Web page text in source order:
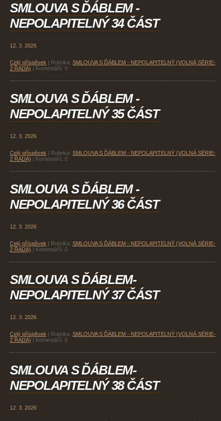
SMLOUVA S ĎÁBLEM -
NEPOLAPITELNÝ 34 ČÁST
12. 3. 2026
Celý příspěvek Rubrika: SMLOUVA S ĎÁBLEM - NEPOLAPITELNÝ (VOLNÁ SÉRIE-
2 ŘADA)
Komentářů: 0
SMLOUVA S ĎÁBLEM -
NEPOLAPITELNÝ 35 ČÁST
12. 3. 2026
Celý příspěvek Rubrika: SMLOUVA S ĎÁBLEM - NEPOLAPITELNÝ (VOLNÁ SÉRIE-
2 ŘADA)
Komentářů: 0
SMLOUVA S ĎÁBLEM -
NEPOLAPITELNÝ 36 ČÁST
12. 3. 2026
Celý příspěvek Rubrika: SMLOUVA S ĎÁBLEM - NEPOLAPITELNÝ (VOLNÁ SÉRIE-
2 ŘADA)
Komentářů: 0
SMLOUVA S ĎÁBLEM-
NEPOLAPITELNÝ 37 ČÁST
12. 3. 2026
Celý příspěvek Rubrika: SMLOUVA S ĎÁBLEM - NEPOLAPITELNÝ (VOLNÁ SÉRIE-
2 ŘADA)
Komentářů: 0
SMLOUVA S ĎÁBLEM-
NEPOLAPITELNÝ 38 ČÁST
12. 3. 2026